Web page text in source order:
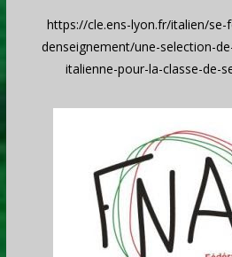
https://cle.ens-lyon.fr/italien/
denseignement/une-selection-
italienne-pour-la-classe-de-